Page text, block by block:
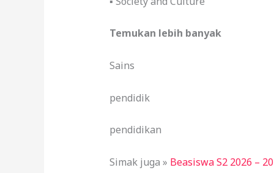
Temukan lebih banyak
Sains
pendidik
pendidikan
Simak juga » Beasiswa S2 2026 –